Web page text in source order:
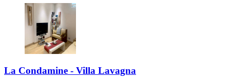
La Condamine - Villa Lavagna